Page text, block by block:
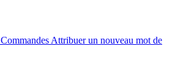
Commandes Attribuer un nouveau mot de